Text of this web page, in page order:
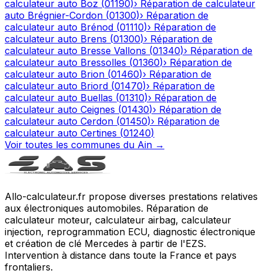
calculateur auto Boz (01190)› Réparation de calculateur
auto Brégnier-Cordon (01300)› Réparation de
calculateur auto Brénod (01110)› Réparation de
calculateur auto Brens (01300)› Réparation de
calculateur auto Bresse Vallons (01340)› Réparation de
calculateur auto Bressolles (01360)› Réparation de
calculateur auto Brion (01460)› Réparation de
calculateur auto Briord (01470)› Réparation de
calculateur auto Buellas (01310)› Réparation de
calculateur auto Ceignes (01430)› Réparation de
calculateur auto Cerdon (01450)› Réparation de
calculateur auto Certines (01240)
Voir toutes les communes du Ain →
Allo-calculateur.fr propose diverses prestations relatives
aux électroniques automobiles. Réparation de
calculateur moteur, calculateur airbag, calculateur
injection, reprogrammation ECU, diagnostic électronique
et création de clé Mercedes à partir de l'EZS.
Intervention à distance dans toute la France et pays
frontaliers.